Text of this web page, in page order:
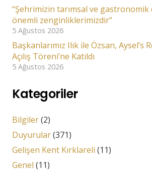
“Şehrimizin tarımsal ve
önemli zenginliklerimizdir”
5 Ağustos 2026
Başkanlarımız Ilık ile Özsan, Aysel’s
Açılış Töreni’ne Katıldı
5 Ağustos 2026
Kategoriler
Bilgiler(2)
Duyurular(371)
Gelişen Kent Kırklareli (11)
Genel (11)